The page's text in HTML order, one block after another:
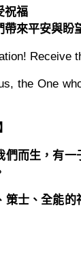
祝福
帶來平安與盼
Receive
the One
們而生，有
策士、全能的